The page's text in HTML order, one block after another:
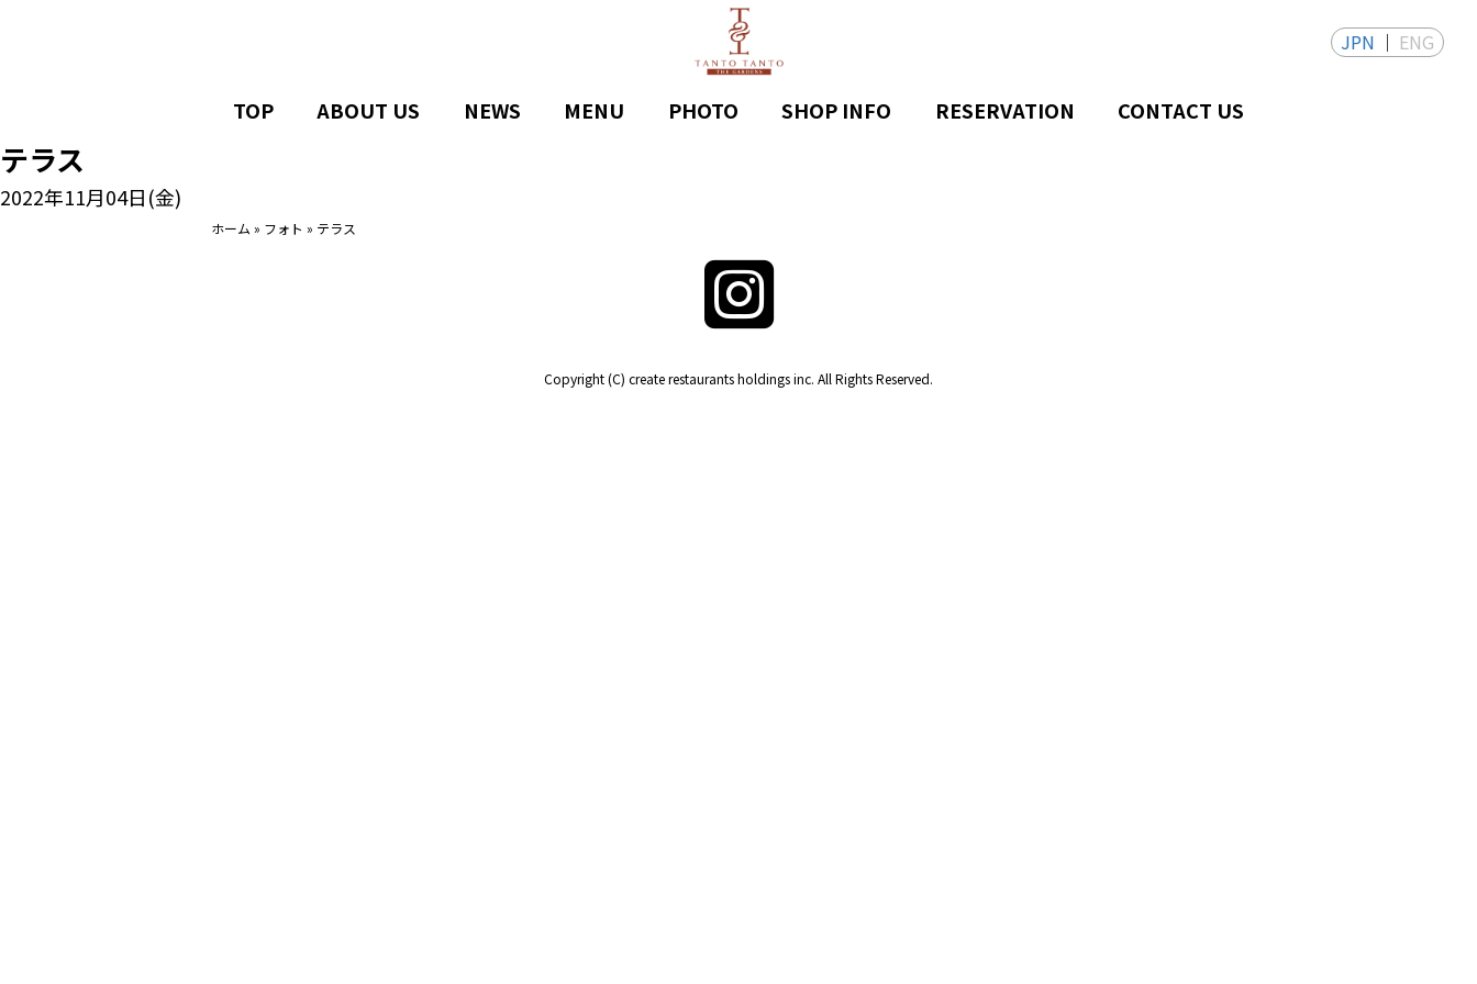
TOP ABOUT US NEWS MENU PHOTO SHOP INFO RESERVATION CONTACT US
JPN ENG
テラス
2022年11月04日(金)
ホーム » フォト » テラス
Copyright (C) create restaurants holdings inc. All Rights Reserved.